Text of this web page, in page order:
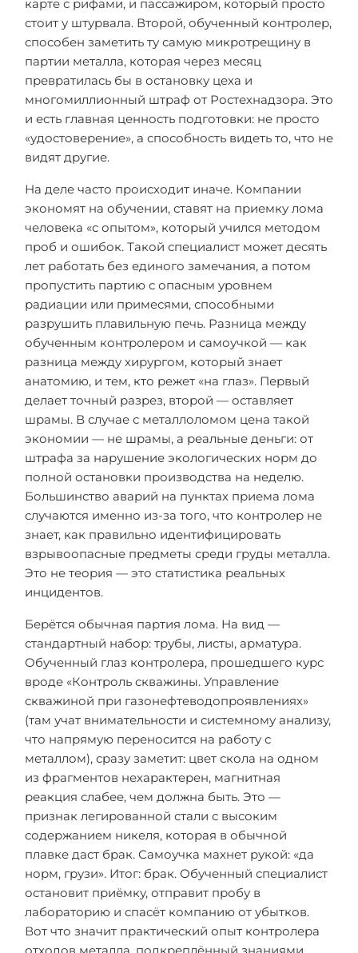
карте с рифами, и пассажиром, который просто
стоит у штурвала. Второй, обученный контролер,
способен заметить ту самую микротрещину в
партии металла, которая через месяц
превратилась бы в остановку цеха и
многомиллионный штраф от Ростехнадзора. Это
и есть главная ценность подготовки: не просто
«удостоверение», а способность видеть то, что не
видят другие.
На деле часто происходит иначе. Компании
экономят на обучении, ставят на приемку лома
человека «с опытом», который учился методом
проб и ошибок. Такой специалист может десять
лет работать без единого замечания, а потом
пропустить партию с опасным уровнем
радиации или примесями, способными
разрушить плавильную печь. Разница между
обученным контролером и самоучкой — как
разница между хирургом, который знает
анатомию, и тем, кто режет «на глаз». Первый
делает точный разрез, второй — оставляет
шрамы. В случае с металлоломом цена такой
экономии — не шрамы, а реальные деньги: от
штрафа за нарушение экологических норм до
полной остановки производства на неделю.
Большинство аварий на пунктах приема лома
случаются именно из-за того, что контролер не
знает, как правильно идентифицировать
взрывоопасные предметы среди груды металла.
Это не теория — это статистика реальных
инцидентов.
Берётся обычная партия лома. На вид —
стандартный набор: трубы, листы, арматура.
Обученный глаз контролера, прошедшего курс
вроде «Контроль скважины. Управление
скважиной при газонефтеводопроявлениях»
(там учат внимательности и системному анализу,
что напрямую переносится на работу с
металлом), сразу заметит: цвет скола на одном
из фрагментов нехарактерен, магнитная
реакция слабее, чем должна быть. Это —
признак легированной стали с высоким
содержанием никеля, которая в обычной
плавке даст брак. Самоучка махнет рукой: «да
норм, грузи». Итог: брак. Обученный специалист
остановит приёмку, отправит пробу в
лабораторию и спасёт компанию от убытков.
Вот что значит практический опыт контролера